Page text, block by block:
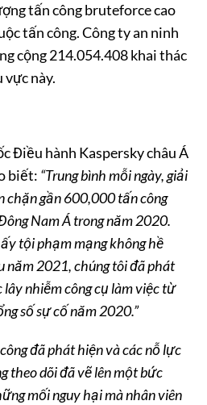
tấn công bruteforce cao
tấn công. Công ty an ninh
cộng 214.054.408 khai thác
vực này.
Điều hành Kaspersky châu Á
biết: “Trung bình mỗi ngày, giải
chặn gần 600,000 tấn công
Nam Á trong năm 2020.
tội phạm mạng không hề
năm 2021, chúng tôi đã phát
nhiễm công cụ làm việc từ
số sự cố năm 2020.”
đã phát hiện và các nỗ lực
theo dõi đã vẽ lên một bức
mối nguy hại mà nhân viên